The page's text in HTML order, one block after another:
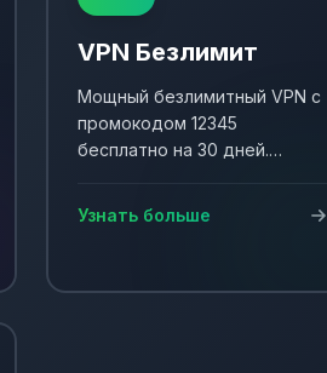
VPN Безлимит
Мощный безлимитный VPN с
промокодом 12345
бесплатно на 30 дней.
Узнать больше